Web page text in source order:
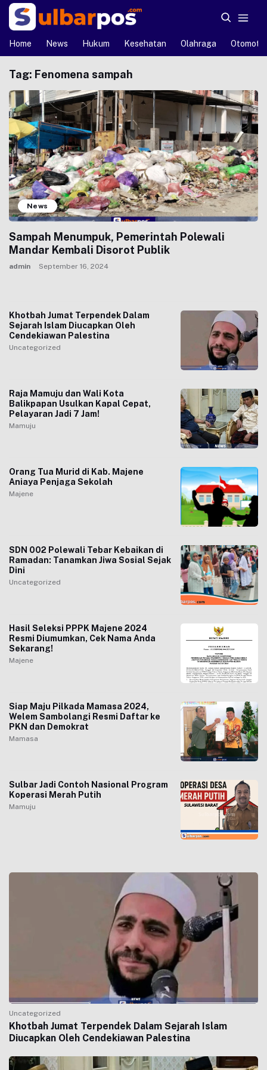
Home News Hukum Kesehatan Olahraga Otomotif
Khotbah Jumat Terpendek Dalam
Sejarah Islam Diucapkan Oleh
Cendekiawan Palestina
Uncategorized
Raja Mamuju dan Wali Kota
Balikpapan Usulkan Kapal Cepat,
Pelayaran Jadi 7 Jam!
Mamuju
Orang Tua Murid di Kab. Majene
Aniaya Penjaga Sekolah
Majene
SDN 002 Polewali Tebar Kebaikan di
Ramadan: Tanamkan Jiwa Sosial Sejak
Dini
Uncategorized
Hasil Seleksi PPPK Majene 2024
Resmi Diumumkan, Cek Nama Anda
Sekarang!
Majene
Siap Maju Pilkada Mamasa 2024,
Welem Sambolangi Resmi Daftar ke
PKN dan Demokrat
Mamasa
Sulbar Jadi Contoh Nasional Program
Koperasi Merah Putih
Mamuju
Tag: Fenomena sampah
News
Sampah Menumpuk, Pemerintah Polewali
Mandar Kembali Disorot Publik
admin September 16, 2024
Uncategorized
Khotbah Jumat Terpendek Dalam Sejarah Islam
Diucapkan Oleh Cendekiawan Palestina